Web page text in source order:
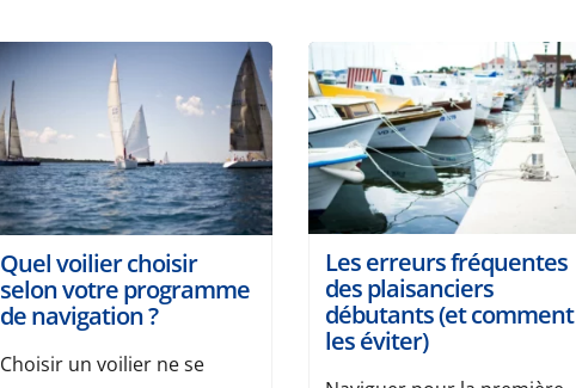
Quel voilier choisir
selon votre programme
de navigation ?
Choisir un voilier ne se
Les erreurs fréquentes
des plaisanciers
débutants (et comment
les éviter)